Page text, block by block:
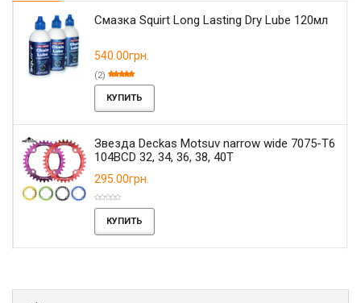
Смазка Squirt Long Lasting Dry Lube 120мл
540.00грн.
(2)
КУПИТЬ
Звезда Deckas Motsuv narrow wide 7075-T6
104BCD 32, 34, 36, 38, 40T
295.00грн.
КУПИТЬ